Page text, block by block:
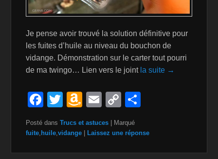
Je pense avoir trouvé la solution définitive pour
les fuites d’huile au niveau du bouchon de
vidange. Démonstration sur le carter tout pourri
de ma twingo… Lien vers le joint la suite →
F
a
c
T
wi
tt
A
a
E
m
ail
C
p
ta
Posté dans Trucs et astuces
Marqué
fuite, huile,vidange Laissez une réponse